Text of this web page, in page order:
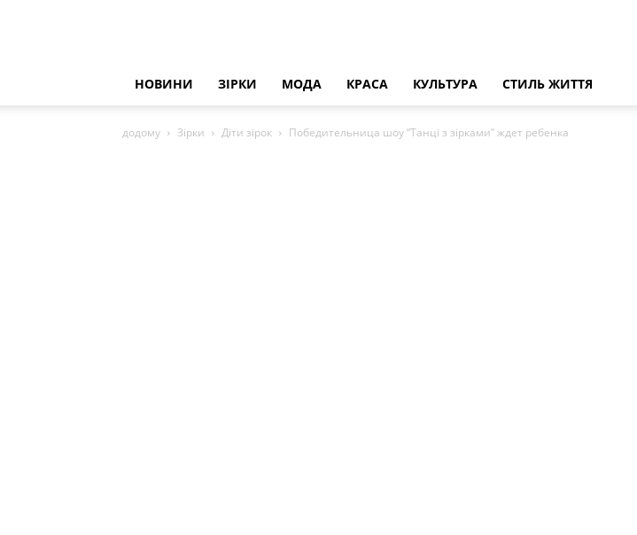
НОВИНИ ЗІРКИ МОДА КРАСА КУЛЬТУРА СТИЛЬ ЖИТТЯ
додому Зірки Діти зірок Победительница шоу “Танці з зірками” ждет ребенка